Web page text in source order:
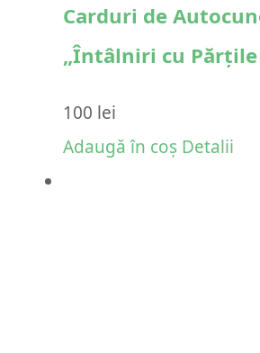
Carduri de
„Întâlniri cu Părțile
100 lei
Adaugă în coș Detalii